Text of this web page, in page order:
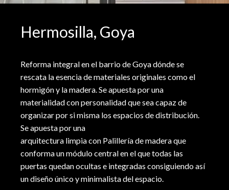
Hermosilla, Goya
Reforma integral en el barrio de Goya dónde se
rescata la esencia de materiales originales como el
hormigón y la madera. Se apuesta por una
materialidad con personalidad que sea capaz de
organizar por si misma los espacios de distribución.
Se apuesta por una
arquitectura limpia con Palillería de madera que
conforma un módulo central en el que todas las
puertas quedan ocultas e integradas consiguiendo así
un diseño único y minimalista del espacio.